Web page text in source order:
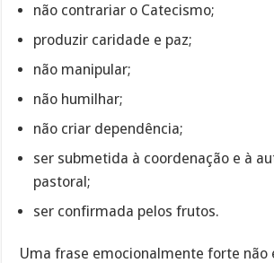
não contrariar o Catecismo;
produzir caridade e paz;
não manipular;
não humilhar;
não criar dependência;
ser submetida à coordenação e à
pastoral;
ser confirmada pelos frutos.
Uma frase emocionalmente forte não